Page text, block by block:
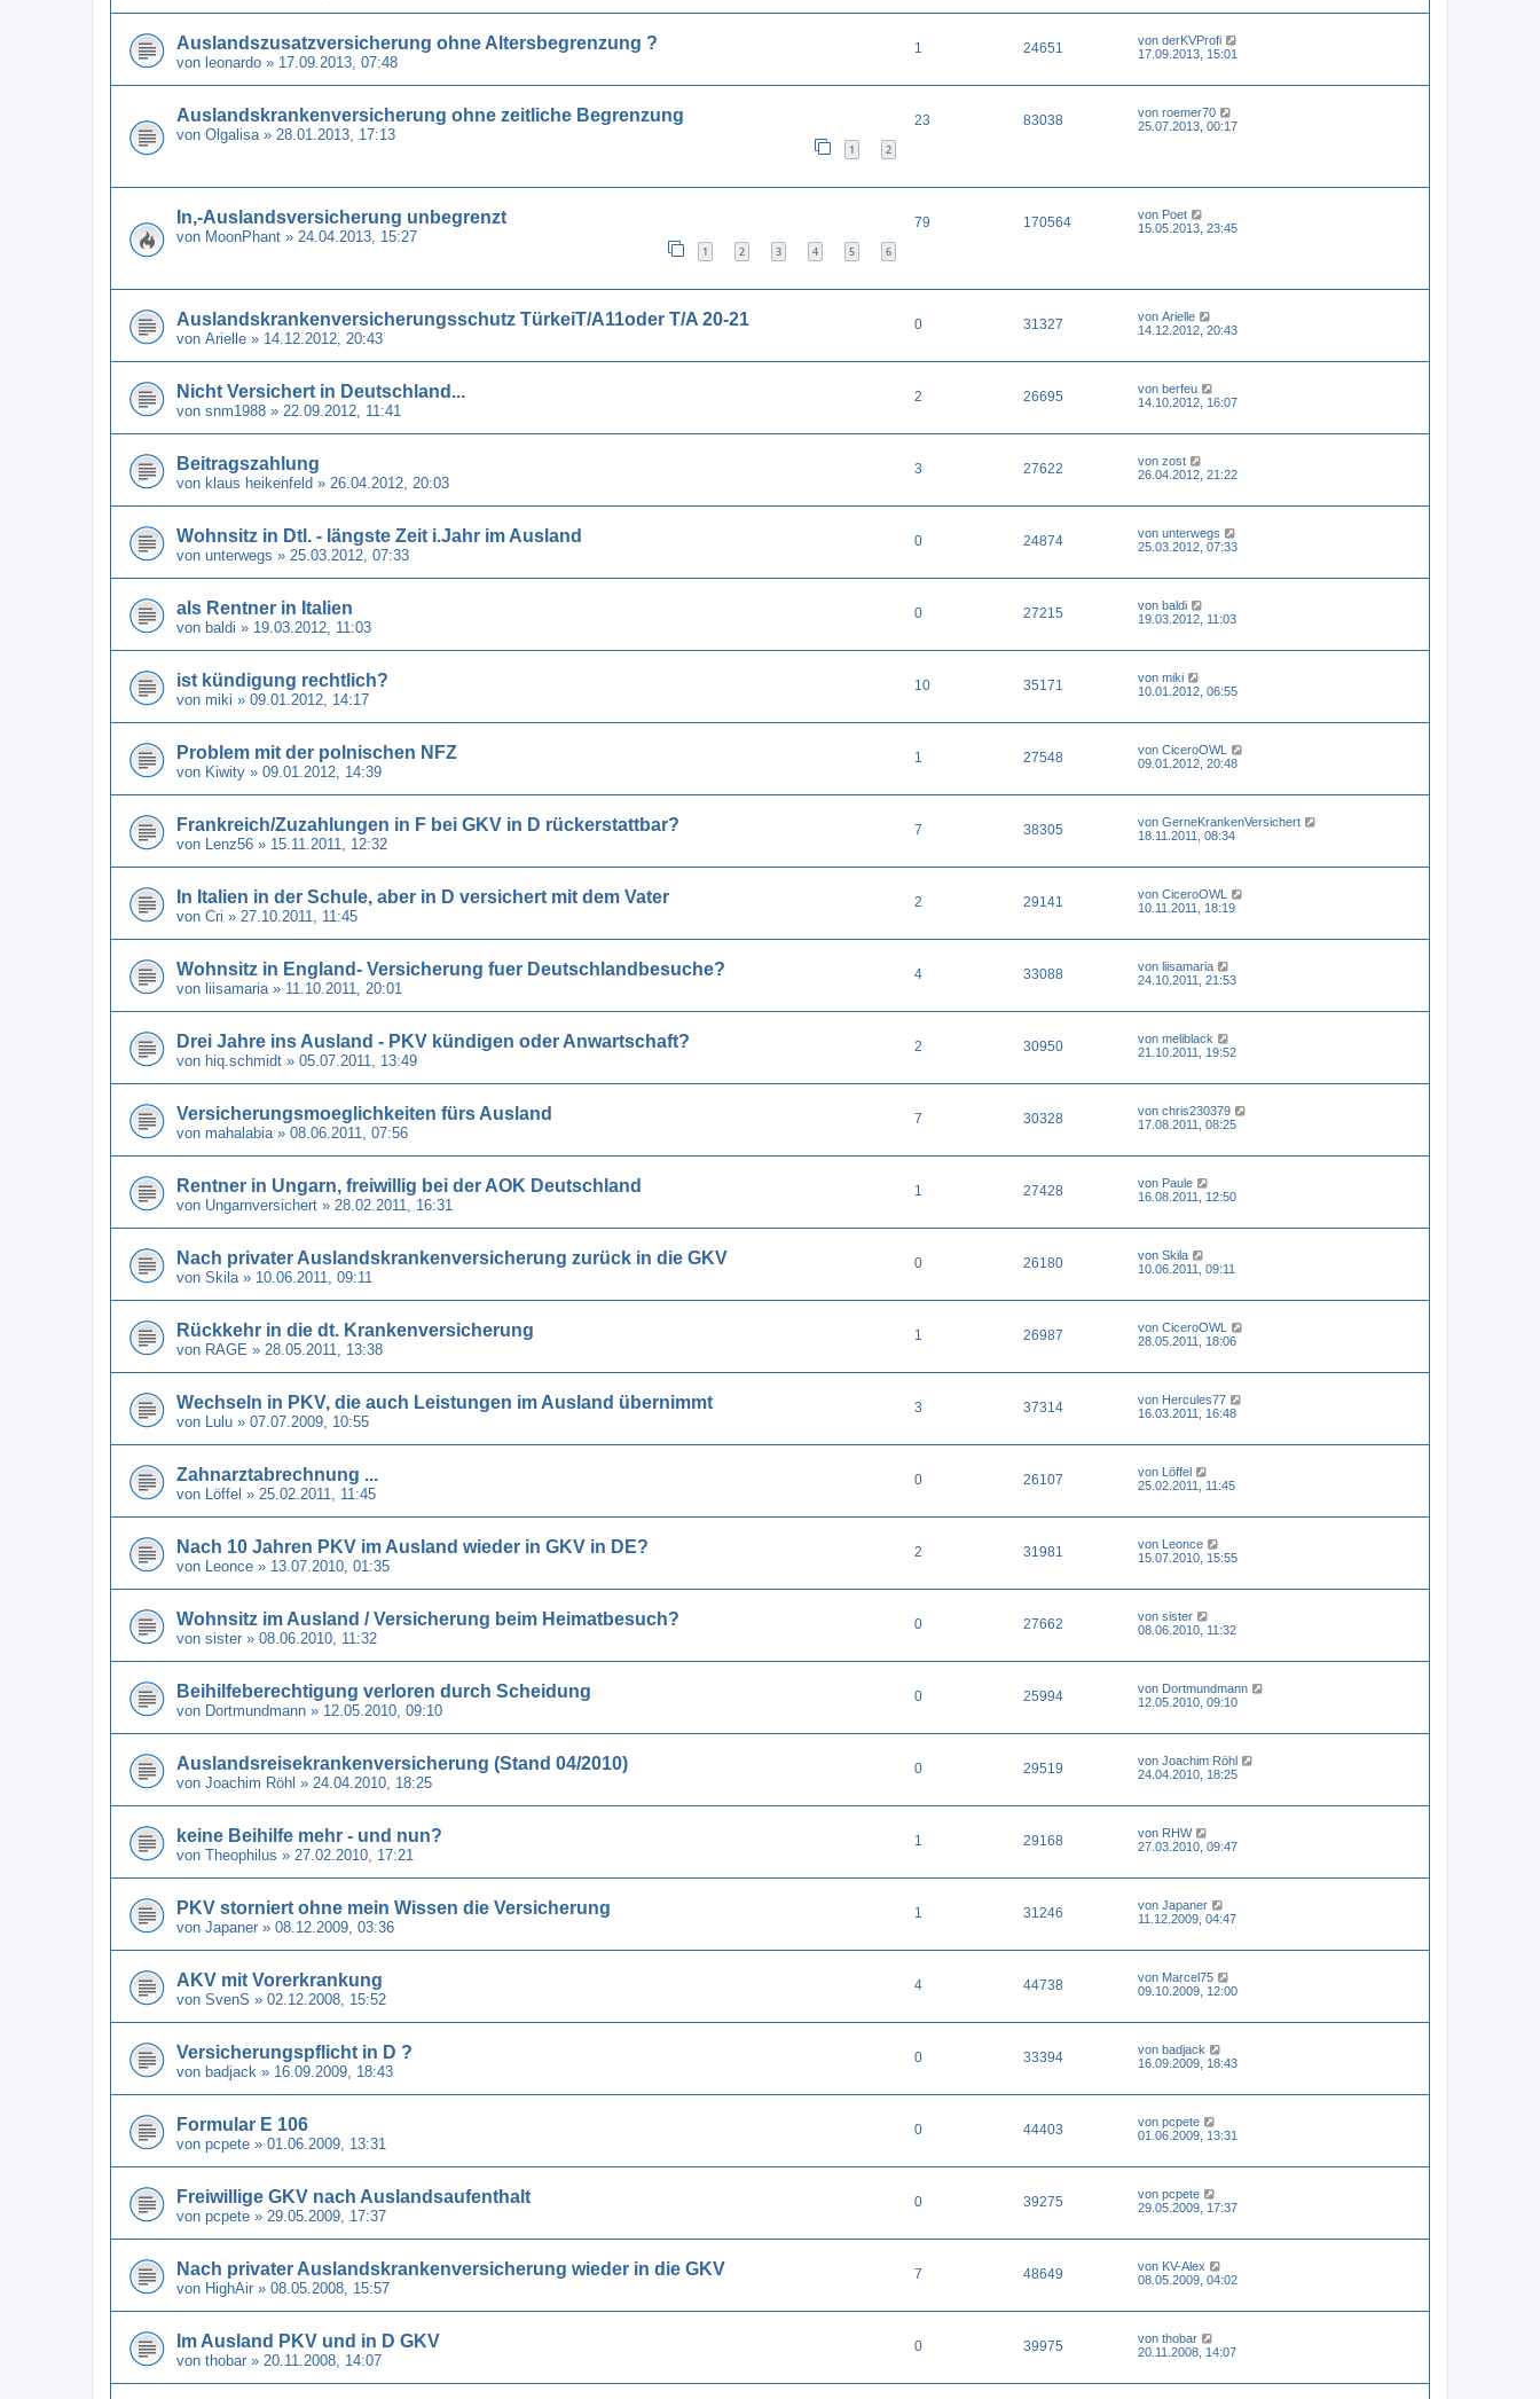
Auslandszusatzversicherung ohne Altersbegrenzung ?
von leonardo » 17.09.2013, 07:48
1 24651 von derKVProfi
17.09.2013, 15:01
Auslandskrankenversicherung ohne zeitliche Begrenzung
von Olgalisa » 28.01.2013, 17:13
1 2
23 83038 von roemer70
25.07.2013, 00:17
In,-Auslandsversicherung unbegrenzt
von MoonPhant » 24.04.2013, 15:27
1 2 3 4 5 6
79 170564 von Poet
15.05.2013, 23:45
Auslandskrankenversicherungsschutz TürkeiT/A11oder T/A 20-21
von Arielle » 14.12.2012, 20:43
0 31327 von Arielle
14.12.2012, 20:43
Nicht Versichert in Deutschland...
von snm1988 » 22.09.2012, 11:41
2 26695 von berfeu
14.10.2012, 16:07
Beitragszahlung
von klaus heikenfeld » 26.04.2012, 20:03
3 27622 von zost
26.04.2012, 21:22
Wohnsitz in Dtl. - längste Zeit i.Jahr im Ausland
von unterwegs » 25.03.2012, 07:33
0 24874 von unterwegs
25.03.2012, 07:33
als Rentner in Italien
von baldi » 19.03.2012, 11:03
0 27215 von baldi
19.03.2012, 11:03
ist kündigung rechtlich?
von miki » 09.01.2012, 14:17
10 35171 von miki
10.01.2012, 06:55
Problem mit der polnischen NFZ
von Kiwity » 09.01.2012, 14:39
1 27548 von CiceroOWL
09.01.2012, 20:48
Frankreich/Zuzahlungen in F bei GKV in D rückerstattbar?
von Lenz56 » 15.11.2011, 12:32
7 38305 von GerneKrankenVersichert
18.11.2011, 08:34
In Italien in der Schule, aber in D versichert mit dem Vater
von Cri » 27.10.2011, 11:45
2 29141 von CiceroOWL
10.11.2011, 18:19
Wohnsitz in England- Versicherung fuer Deutschlandbesuche?
von liisamaria » 11.10.2011, 20:01
4 33088 von liisamaria
24.10.2011, 21:53
Drei Jahre ins Ausland - PKV kündigen oder Anwartschaft?
von hiq.schmidt » 05.07.2011, 13:49
2 30950 von meliblack
21.10.2011, 19:52
Versicherungsmoeglichkeiten fürs Ausland
von mahalabia » 08.06.2011, 07:56
7 30328 von chris230379
17.08.2011, 08:25
Rentner in Ungarn, freiwillig bei der AOK Deutschland
von Ungarnversichert » 28.02.2011, 16:31
1 27428 von Paule
16.08.2011, 12:50
Nach privater Auslandskrankenversicherung zurück in die GKV
von Skila » 10.06.2011, 09:11
0 26180 von Skila
10.06.2011, 09:11
Rückkehr in die dt. Krankenversicherung
von RAGE » 28.05.2011, 13:38
1 26987 von CiceroOWL
28.05.2011, 18:06
Wechseln in PKV, die auch Leistungen im Ausland übernimmt
von Lulu » 07.07.2009, 10:55
3 37314 von Hercules77
16.03.2011, 16:48
Zahnarztabrechnung ...
von Löffel » 25.02.2011, 11:45
0 26107 von Löffel
25.02.2011, 11:45
Nach 10 Jahren PKV im Ausland wieder in GKV in DE?
von Leonce » 13.07.2010, 01:35
2 31981 von Leonce
15.07.2010, 15:55
Wohnsitz im Ausland / Versicherung beim Heimatbesuch?
von sister » 08.06.2010, 11:32
0 27662 von sister
08.06.2010, 11:32
Beihilfeberechtigung verloren durch Scheidung
von Dortmundmann » 12.05.2010, 09:10
0 25994 von Dortmundmann
12.05.2010, 09:10
Auslandsreisekrankenversicherung (Stand 04/2010)
von Joachim Röhl » 24.04.2010, 18:25
0 29519 von Joachim Röhl
24.04.2010, 18:25
keine Beihilfe mehr - und nun?
von Theophilus » 27.02.2010, 17:21
1 29168 von RHW
27.03.2010, 09:47
PKV storniert ohne mein Wissen die Versicherung
von Japaner » 08.12.2009, 03:36
1 31246 von Japaner
11.12.2009, 04:47
AKV mit Vorerkrankung
von SvenS » 02.12.2008, 15:52
4 44738 von Marcel75
09.10.2009, 12:00
Versicherungspflicht in D ?
von badjack » 16.09.2009, 18:43
0 33394 von badjack
16.09.2009, 18:43
Formular E 106
von pcpete » 01.06.2009, 13:31
0 44403 von pcpete
01.06.2009, 13:31
Freiwillige GKV nach Auslandsaufenthalt
von pcpete » 29.05.2009, 17:37
0 39275 von pcpete
29.05.2009, 17:37
Nach privater Auslandskrankenversicherung wieder in die GKV
von HighAir » 08.05.2008, 15:57
7 48649 von KV-Alex
08.05.2009, 04:02
Im Ausland PKV und in D GKV
von thobar » 20.11.2008, 14:07
0 39975 von thobar
20.11.2008, 14:07